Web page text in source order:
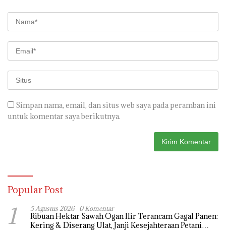
Simpan nama, email, dan situs web saya pada peramban ini
untuk komentar saya berikutnya.
Popular Post
1 5 Agustus 2026 0 Komentar
Ribuan Hektar Sawah Ogan Ilir Terancam Gagal Panen:
Kering & Diserang Ulat, Janji Kesejahteraan Petani